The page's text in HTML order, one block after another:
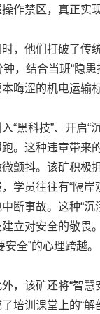
作禁区，真正实
他们打破了传统
钟，结合当班“隐
晦涩的机电运输
黑科技”、开启“沉
。这种违章带来
颤抖。该矿积极
学员往往有“隔
断事故。这种“
立对安全的敬畏
安全”的心理跨越。
该矿还将“智慧安
培训课堂上的“